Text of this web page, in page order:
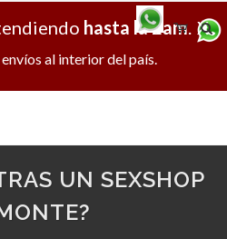
X
hasta la 2am.
al interior del país.
UN SEXSHOP